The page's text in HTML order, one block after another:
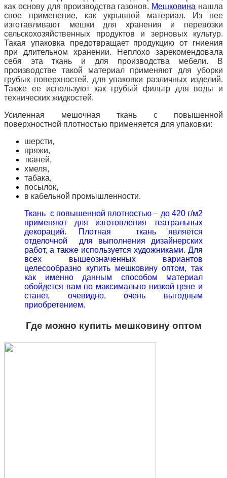
как основу для производства газонов. Мешковина нашла
свое применение, как укрывной материал. Из нее
изготавливают мешки для хранения и перевозки
сельскохозяйственных продуктов и зерновых культур.
Такая упаковка предотвращает продукцию от гниения
при длительном хранении. Неплохо зарекомендовала
себя эта ткань и для производства мебели. В
производстве такой материал применяют для уборки
грубых поверхностей, для упаковки различных изделий.
Также ее используют как грубый фильтр для воды и
технических жидкостей.
Усиленная мешочная ткань с повышенной
поверхностной плотностью применяется для упаковки:
шерсти,
пряжи,
тканей,
хмеля,
табака,
посылок,
в кабельной промышленности.
Ткань с повышенной плотностью – до 420 г/м2
применяют для изготовления театральных
декораций. Плотная ткань является
отделочной для выполнения дизайнерских
работ, а также используется художниками. Для
всех вышеозначенных вариантов
целесообразно купить мешковину оптом, так
как именно данным способом материал
обойдется вам по максимально низкой цене и
станет, очевидно, очень выгодным
приобретением.
Где можно купить мешковину оптом